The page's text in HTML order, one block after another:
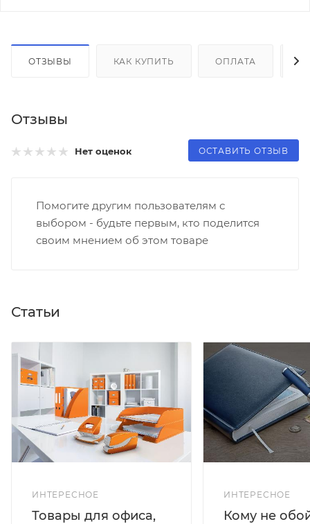
ОТЗЫВЫ КАК КУПИТЬ ОПЛАТА
Отзывы
Нет оценок ОСТАВИТЬ ОТЗЫВ
Помогите другим пользователям с
выбором - будьте первым, кто поделится
своим мнением об этом товаре
Статьи
ИНТЕРЕСНОЕ
Товары для офиса,
ИНТЕРЕСНОЕ
Кому не